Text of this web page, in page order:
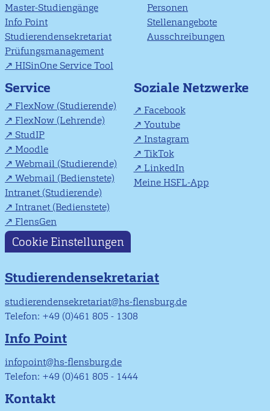
Master-Studiengänge
Info Point
Studierendensekretariat
Prüfungsmanagement
HISinOne Service Tool
Personen
Stellenangebote
Ausschreibungen
Service
FlexNow (Studierende)
FlexNow (Lehrende)
StudIP
Moodle
Webmail (Studierende)
Webmail (Bedienstete)
Intranet (Studierende)
Intranet (Bedienstete)
FlensGen
Soziale Netzwerke
Facebook
Youtube
Instagram
TikTok
LinkedIn
Meine HSFL-App
Cookie Einstellungen
Studierendensekretariat
studierendensekretariat@hs-flensburg.de
Telefon: +49 (0)461 805 - 1308
Info Point
infopoint@hs-flensburg.de
Telefon: +49 (0)461 805 - 1444
Kontakt